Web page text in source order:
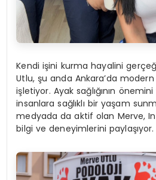
Kendi işini kurma hayalini
Utlu, şu anda Ankara’da
işletiyor. Ayak sağlığının
insanlara sağlıklı bir yaşam
medyada da aktif olan Merve,
bilgi ve deneyimlerini paylaşıyor.